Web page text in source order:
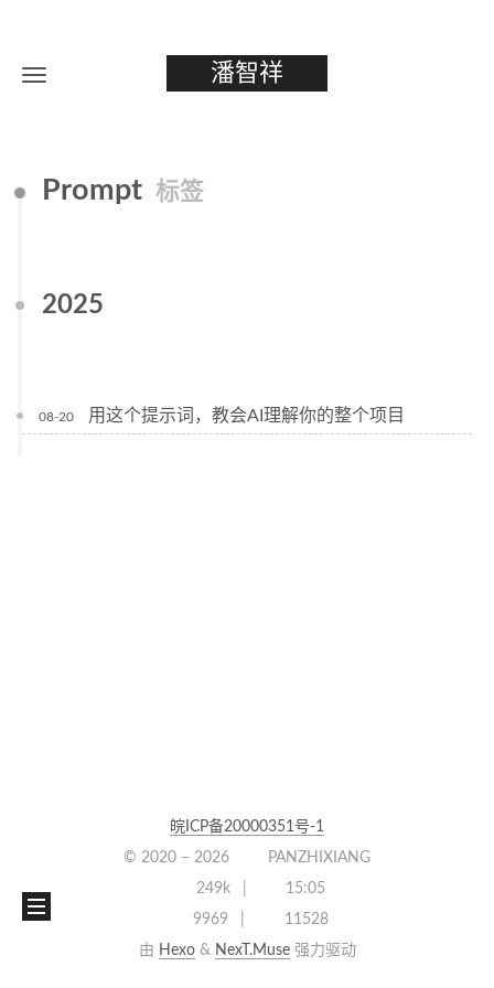
潘智祥
Prompt 标签
2025
08-20 用这个提示词，教会AI理解你的整个项目
皖ICP备20000351号-1
© 2020 – 2026
PANZHIXIANG
249k
15:05
9969
11528
由 Hexo& NexT.Muse强力驱动